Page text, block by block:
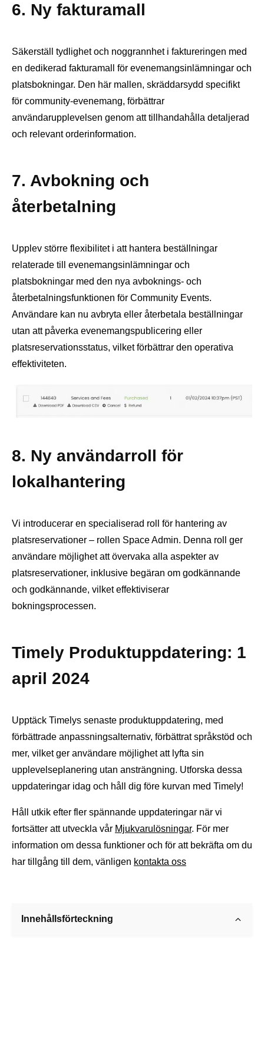
6. Ny fakturamall
Säkerställ tydlighet och noggrannhet i faktureringen med
en dedikerad fakturamall för evenemangsinlämningar och
platsbokningar. Den här mallen, skräddarsydd specifikt
för community-evenemang, förbättrar
användarupplevelsen genom att tillhandahålla detaljerad
och relevant orderinformation.
7. Avbokning och
återbetalning
Upplev större flexibilitet i att hantera beställningar
relaterade till evenemangsinlämningar och
platsbokningar med den nya avboknings- och
återbetalningsfunktionen för Community Events.
Användare kan nu avbryta eller återbetala beställningar
utan att påverka evenemangspublicering eller
platsreservationsstatus, vilket förbättrar den operativa
effektiviteten.
8. Ny användarroll för
lokalhantering
Vi introducerar en specialiserad roll för hantering av
platsreservationer – rollen Space Admin. Denna roll ger
användare möjlighet att övervaka alla aspekter av
platsreservationer, inklusive begäran om godkännande
och godkännande, vilket effektiviserar
bokningsprocessen.
Timely Produktuppdatering: 1
april 2024
Upptäck Timelys senaste produktuppdatering, med
förbättrade anpassningsalternativ, förbättrat språkstöd och
mer, vilket ger användare möjlighet att lyfta sin
upplevelseplanering utan ansträngning. Utforska dessa
uppdateringar idag och håll dig före kurvan med Timely!
Håll utkik efter fler spännande uppdateringar när vi
fortsätter att utveckla vår Mjukvarulösningar. För mer
information om dessa funktioner och för att bekräfta om du
har tillgång till dem, vänligen kontakta oss
Innehållsförteckning